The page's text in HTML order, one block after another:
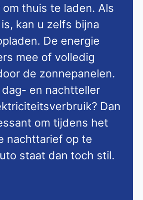
thuis te laden. Als
kan u zelfs bijna
De energie
mee of volledig
de zonnepanelen.
en nachtteller
Dan
om tijdens het
nachttarief op te
staat dan toch stil.